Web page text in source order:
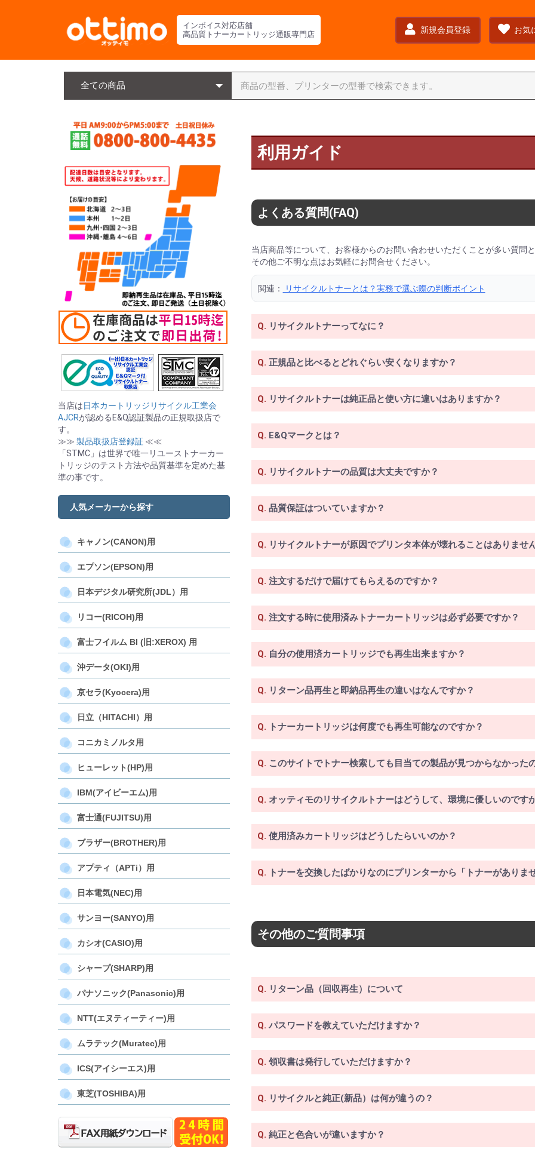
インボイス対応店舗
高品質トナーカートリッジ通販専門店
新規会員登録 お気
当店は日本カートリッジリサイクル工業会
AJCRが認めるE&Q認証製品の正規取扱店で
す。
≫≫ 製品取扱店登録証 ≪≪
「STMC」は世界で唯一リユーストナーカー
トリッジのテスト方法や品質基準を定めた基
準の事です。
人気メーカーから探す
キャノン(CANON)用
エプソン(EPSON)用
日本デジタル研究所(JDL）用
リコー(RICOH)用
富士フイルム BI (旧:XEROX) 用
沖データ(OKI)用
京セラ(Kyocera)用
日立（HITACHI）用
コニカミノルタ用
ヒューレット(HP)用
IBM(アイビーエム)用
富士通(FUJITSU)用
ブラザー(BROTHER)用
アプティ（APTi）用
日本電気(NEC)用
サンヨー(SANYO)用
カシオ(CASIO)用
シャープ(SHARP)用
パナソニック(Panasonic)用
NTT(エヌティーティー)用
ムラテック(Muratec)用
ICS(アイシーエス)用
東芝(TOSHIBA)用
利用ガイド
よくある質問(FAQ)
当店商品等について、お客様からのお問い合わせいただくことが多い質問
その他ご不明な点はお気軽にお問合せください。
関連： リサイクルトナーとは？実務で選ぶ際の判断ポイント
Q. リサイクルトナーってなに？
Q. 正規品と比べるとどれぐらい安くなりますか？
Q. リサイクルトナーは純正品と使い方に違いはありますか？
Q. E&Qマークとは？
Q. リサイクルトナーの品質は大丈夫ですか？
Q. 品質保証はついていますか？
Q. リサイクルトナーが原因でプリンタ本体が壊れることはありませ
Q. 注文するだけで届けてもらえるのですか？
Q. 注文する時に使用済みトナーカートリッジは必ず必要ですか？
Q. 自分の使用済カートリッジでも再生出来ますか？
Q. リターン品再生と即納品再生の違いはなんですか？
Q. トナーカートリッジは何度でも再生可能なのですか？
Q. このサイトでトナー検索しても目当ての製品が見つからなかった
Q. オッティモのリサイクルトナーはどうして、環境に優しいのです
Q. 使用済みカートリッジはどうしたらいいのか？
Q. トナーを交換したばかりなのにプリンターから「トナーがありま
その他のご質問事項
Q. リターン品（回収再生）について
Q. パスワードを教えていただけますか？
Q. 領収書は発行していただけますか？
Q. リサイクルと純正(新品）は何が違うの？
Q. 純正と色合いが違いますか？